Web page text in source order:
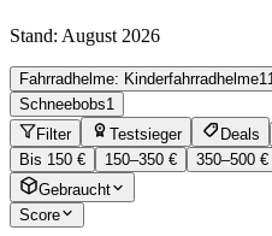
Stand: August 2026
Fahrradhelme: Kinderfahrradhelme
Schneebobs1
Filter
Testsieger Deals
Bis 150 €
150–350 € 350–500 €
Gebraucht
Score